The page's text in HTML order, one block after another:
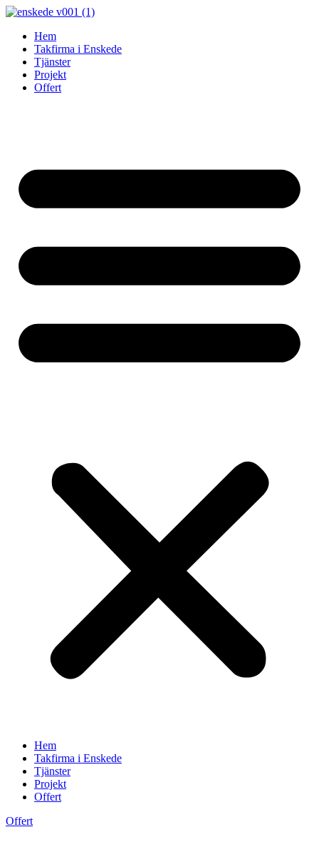
Skip
contentHem
Takfirma i Enskede
Tjänster
Projekt
Offert
Hem
Takfirma i Enskede
Tjänster
Projekt
Offert
Offert